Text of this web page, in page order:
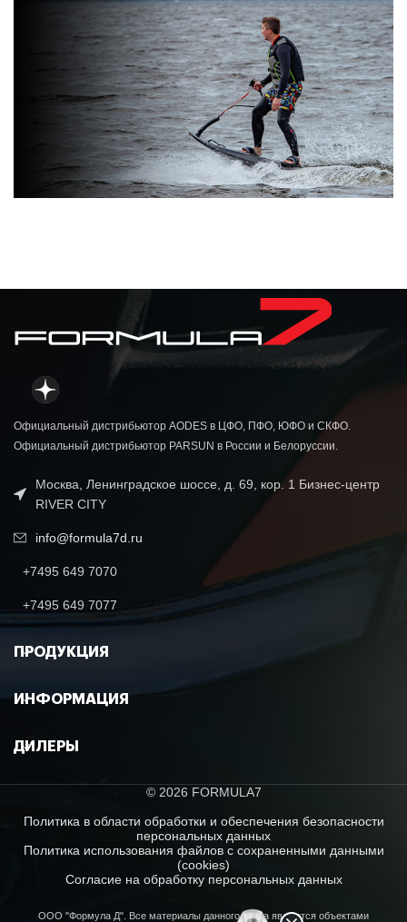
PARSUN
Смотреть
Официальный дистрибьютор AODES в ЦФО, ПФО, ЮФО и СКФО.
Официальный дистрибьютор PARSUN в России и Белоруссии.
Москва, Ленинградское шоссе, д. 69, кор. 1 Бизнес-центр
RIVER CITY
info@formula7d.ru
+7495 649 7070
+7495 649 7077
ПРОДУКЦИЯ
ИНФОРМАЦИЯ
ДИЛЕРЫ
© 2026 FORMULA7
Политика в области обработки и обеспечения безопасности
персональных данных
Политика использования файлов с сохраненными данными
(cookies)
Согласие на обработку персональных данных
ООО "Формула Д". Все материалы данного сайта являются объектами